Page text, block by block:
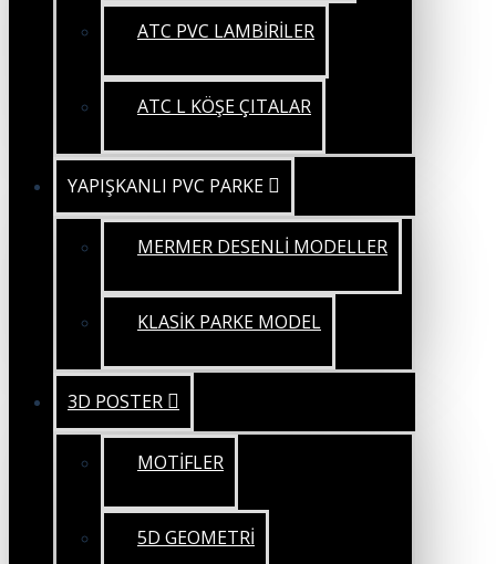
ATC PVC LAMBİRİLER
ATC L KÖŞE ÇITALAR
YAPIŞKANLI PVC PARKE
MERMER DESENLİ MODELLER
KLASİK PARKE MODEL
3D POSTER
MOTİFLER
5D GEOMETRİ